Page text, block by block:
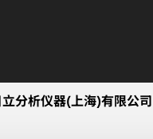
立分析仪器(上海)有限公司